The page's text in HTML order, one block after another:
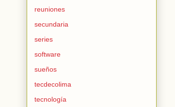
reuniones
secundaria
series
software
sueños
tecdecolima
tecnología